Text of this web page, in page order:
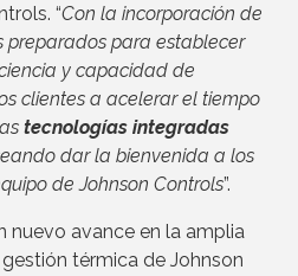
“Con la incorporación de
preparados para establecer
y capacidad de
clientes a acelerar el tiempo
tecnologías integradas
dar la bienvenida a los
de Johnson Controls”.
nuevo avance en la amplia
térmica de Johnson